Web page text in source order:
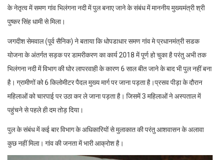
के नेतृत्व में समण गांव भिलंगना नदी में पुल बनाए जाने के संबंध में माननीय मुख्यमंत्री श्री
पुष्कर सिंह धामी से मिला।
जगदीश सेमवाल (पूर्व सैनिक) ने बताया कि धोपडाधार समण गांव मे प्रधानमंत्री सडक
योजना के अंतर्गत सड़क पर डामरीकरण का कार्य 2018 में पूर्ण हो चुका है परंतु अभी तक
भिलंगना नदी में विभाग की घोर लापरवाही के कारण 6 साल बीत जाने के बाद भी पुल नहीं बना
है। ग्रामीणों को 6 किलोमीटर पैदल मुख्य मार्ग पर जाना पड़ता है।प्रसव पीड़ा के दौरान
महिलाओं को चारपाई पर उठा कर ले जाना पड़ता है। जिसमें 3 महिलाओं ने अस्पताल में
पहुंचने से पहले ही दम तोड़ दिया।
पुल के संबंध में कई बार विभाग के अधिकारियों से मुलाकात की परंतु आशवासन के अलावा
कुछ नहीं मिला। गांव की जनता में भारी आक्रोश है।